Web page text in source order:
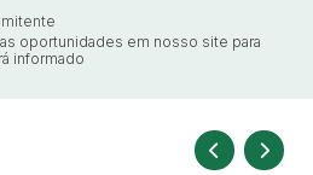
Cidade
oportunidades em nosso site para
informado